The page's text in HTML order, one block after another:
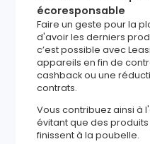
écoresponsable
Faire un geste pour la
d'avoir les derniers
c’est possible avec
appareils en fin de
cashback ou une
contrats.
Vous contribuez ainsi à
évitant que des
finissent à la poubelle.